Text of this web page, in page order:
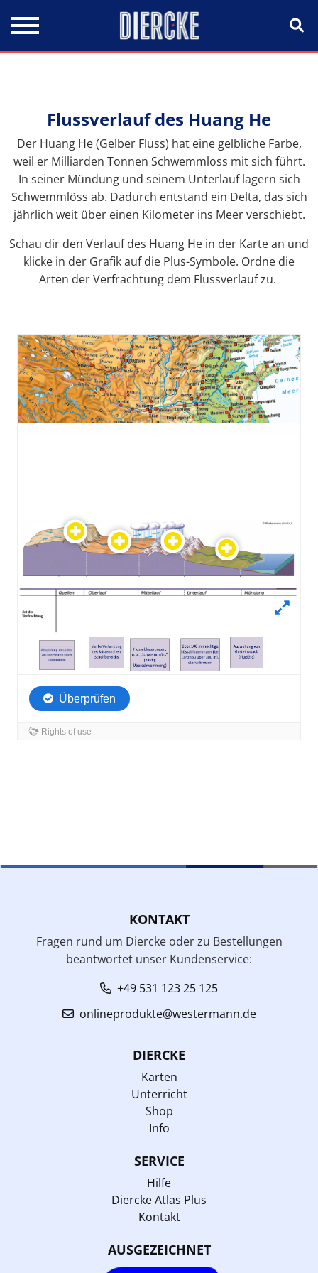
Flussverlauf des Huang He
Der Huang He (Gelber Fluss) hat eine gelbliche Farbe,
weil er Milliarden Tonnen Schwemmlöss mit sich führt.
In seiner Mündung und seinem Unterlauf lagern sich
Schwemmlöss ab. Dadurch entstand ein Delta, das sich
jährlich weit über einen Kilometer ins Meer verschiebt.
Schau dir den Verlauf des Huang He in der Karte an und
klicke in der Grafik auf die Plus-Symbole. Ordne die
Arten der Verfrachtung dem Flussverlauf zu.
KONTAKT
Fragen rund um Diercke oder zu Bestellungen
beantwortet unser Kundenservice:
+49 531 123 25 125
onlineprodukte@westermann.de
DIERCKE
Karten
Unterricht
Shop
Info
SERVICE
Hilfe
Diercke Atlas Plus
Kontakt
AUSGEZEICHNET